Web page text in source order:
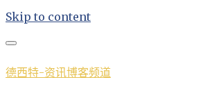
Skip to content
德西特-资讯博客频道